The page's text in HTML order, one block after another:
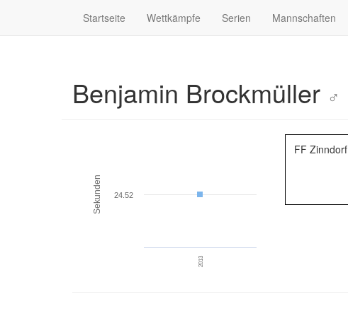
Startseite Wettkämpfe Serien Mannschaften
Benjamin Brockmüller ♂
Sekunden
2013
24.52
FF Zinndorf